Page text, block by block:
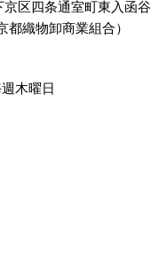
区四条通室町東入函谷
織物卸商業組合）
木曜日